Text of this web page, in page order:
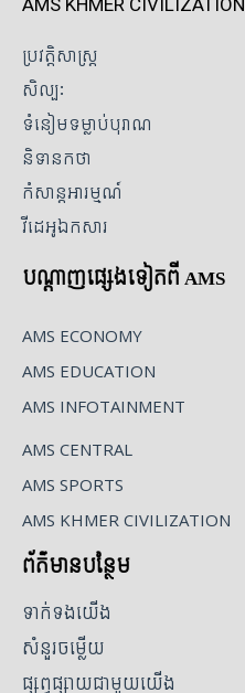
AMS KHMER CIVILIZATION
ប្រវត្តិសាស្ត្រ
សិល្បៈ
ទំនៀមទម្លាប់បុរាណ
និទានកថា
កំសាន្តអារម្មណ៍
វីដេអូឯកសារ
បណ្ដាញផ្សេងទៀតពី AMS
AMS ECONOMY
AMS EDUCATION
AMS INFOTAINMENT
AMS CENTRAL
AMS SPORTS
AMS KHMER CIVILIZATION
ព័ត៌មានបន្ថែម
ទាក់ទងយើង
សំនួរចម្លើយ
ផ្សព្វផ្សាយជាមួយយើង